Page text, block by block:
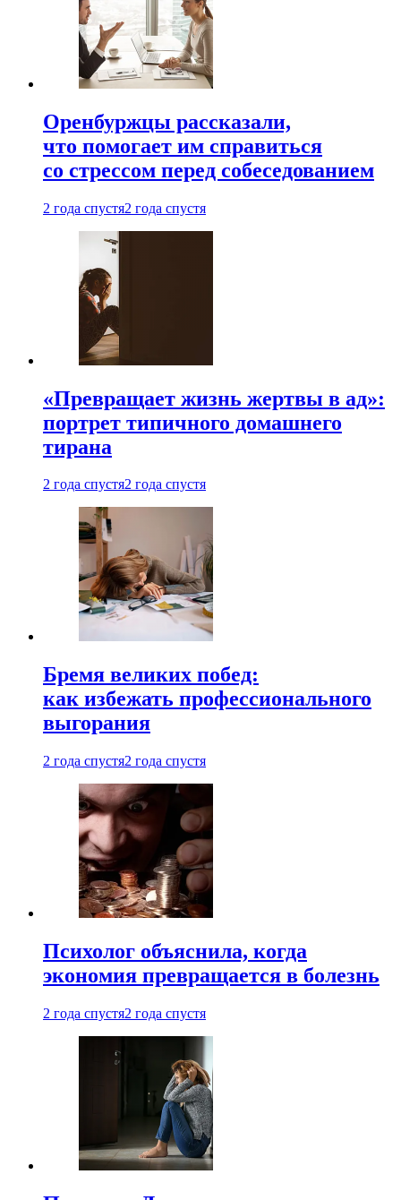
Оренбуржцы рассказали,
что помогает им справиться
со стрессом перед собеседованием
2 года спустя2 года спустя
«Превращает жизнь жертвы в ад»:
портрет типичного домашнего
тирана
2 года спустя2 года спустя
Бремя великих побед:
как избежать профессионального
выгорания
2 года спустя2 года спустя
Психолог объяснила, когда
экономия превращается в болезнь
2 года спустя2 года спустя